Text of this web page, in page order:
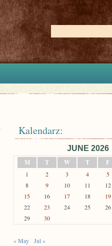
Kalendarz:
JUNE 2026
M
T W T F
1 2 3 4 5
8
9 10 11 12
15
16 17 18 19
22
23 24 25 26
29
30
« May Jul »